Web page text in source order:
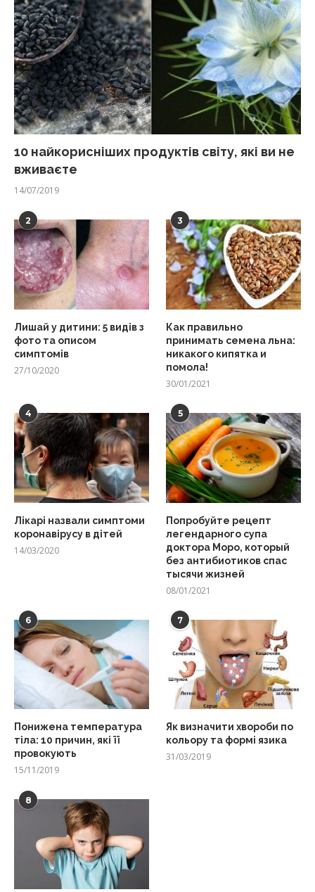
10 найкорисніших продуктів світу, які ви не
вживаєте
14/07/2019
2
Лишай у дитини: 5 видів з
фото та описом
симптомів
27/10/2020
3
Как правильно
принимать семена льна:
никакого кипятка и
помола!
30/01/2021
4
Лікарі назвали симптоми
коронавірусу в дітей
14/03/2020
5
Попробуйте рецепт
легендарного супа
доктора Моро, который
без антибиотиков спас
тысячи жизней
08/01/2021
6
Понижена температура
тіла: 10 причин, які її
провокують
15/11/2019
7
Як визначити хвороби по
кольору та формі язика
31/03/2019
8